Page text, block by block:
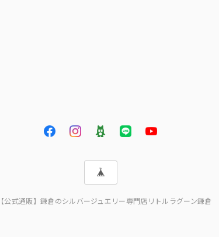
公式通販】鎌倉のシルバージュエリー専門店リトルラグーン鎌倉